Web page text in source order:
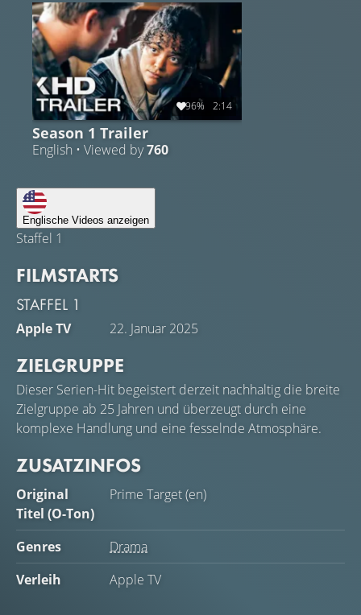
96% 2:14
Season 1 Trailer
English • Viewed by760
Englische Videos anzeigen
Staffel 1
FILMSTARTS
STAFFEL 1
Apple TV 22. Januar 2025
ZIELGRUPPE
Dieser Serien-Hit begeistert derzeit nachhaltig die breite
Zielgruppe ab 25 Jahren und überzeugt durch eine
komplexe Handlung und eine fesselnde Atmosphäre.
ZUSATZINFOS
Original
Titel (O-Ton)
Prime Target (en)
Genres
Drama
Verleih
Apple TV